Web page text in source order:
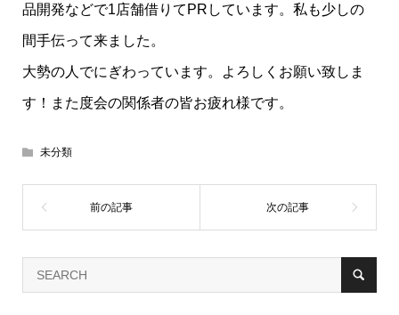
品開発などで1店舗借りてPRしています。私も少しの
間手伝って来ました。
大勢の人でにぎわっています。よろしくお願い致しま
す！また度会の関係者の皆お疲れ様です。
未分類